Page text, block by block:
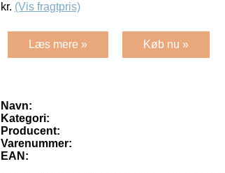
kr. (Vis fragtpris)
Læs mere » Køb nu »
Navn:
Kategori:
Producent:
Varenummer:
EAN: